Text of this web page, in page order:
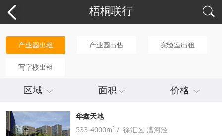
梧桐联行
产业园出租 产业园出售 实验室出租
写字楼出租
区域 面积 价格
华鑫天地
533-4000m² / 徐汇区-漕河泾